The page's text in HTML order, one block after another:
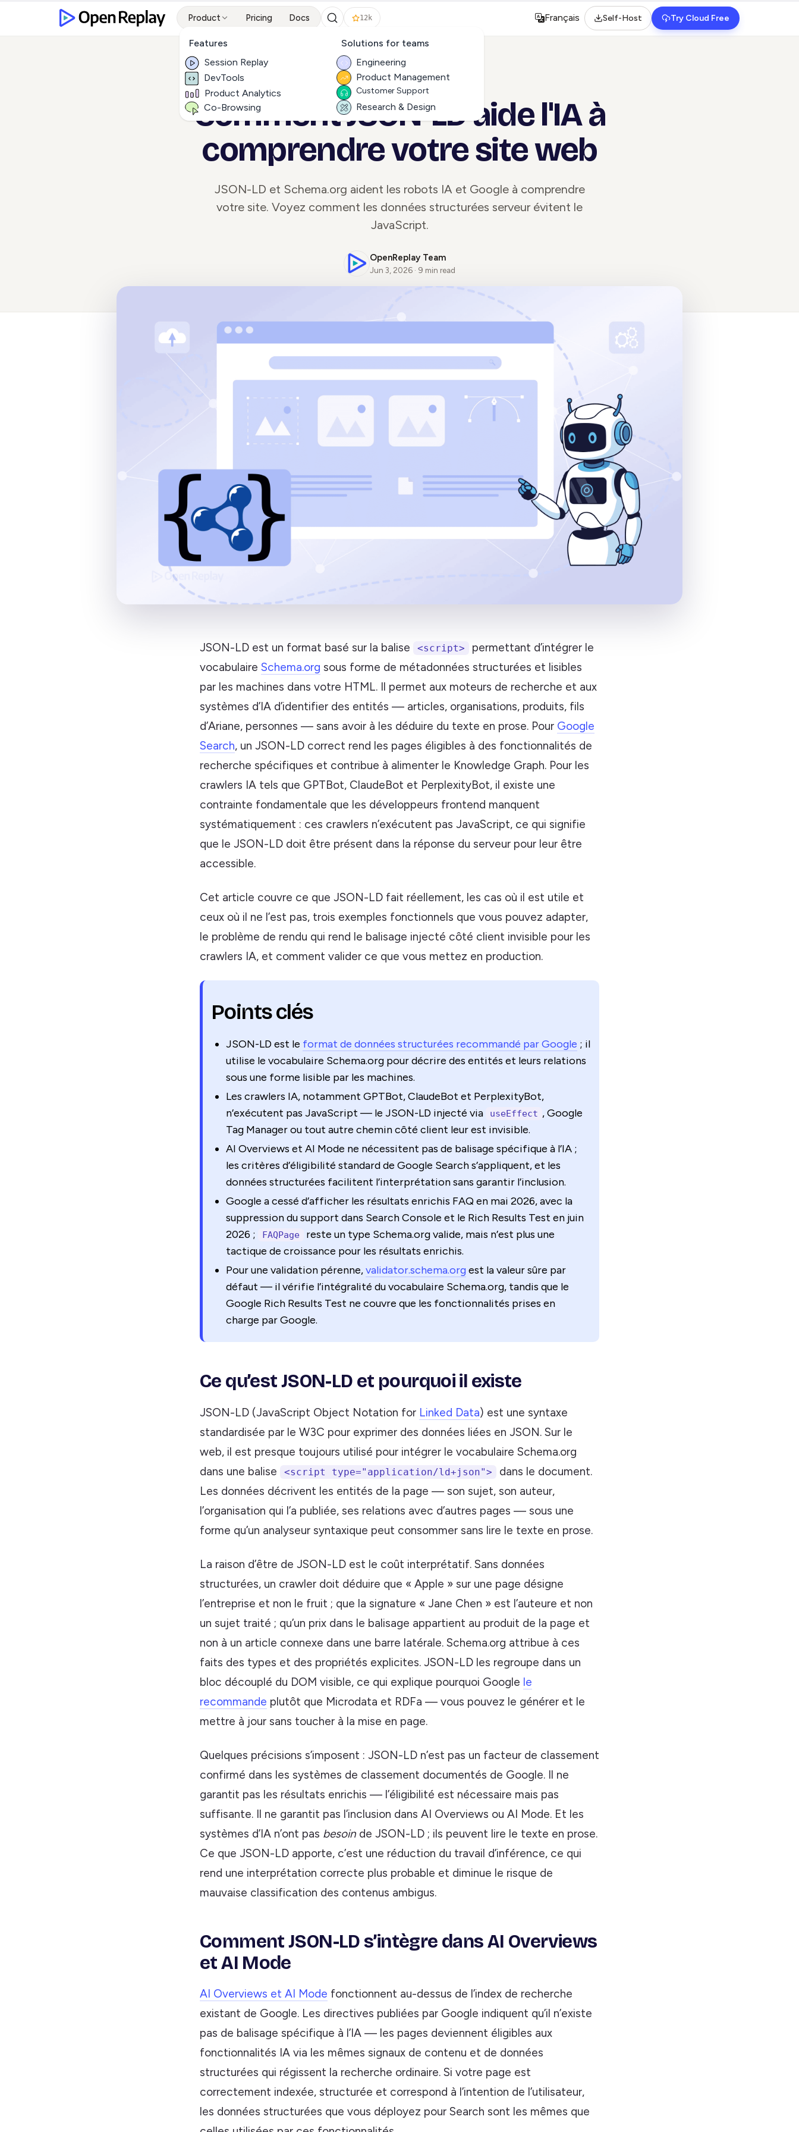
Product
Features
Session Replay
DevTools
Product Analytics
Co-Browsing
Solutions for teams
Engineering
Product Management
Customer Support
Research & Design
Pricing Docs 12k
Select language
Français Self-Host Try Cloud Free
ALL ARTICLES
Comment JSON-LD aide l'IA à
comprendre votre site web
JSON-LD et Schema.org aident les robots IA et Google à comprendre
votre site. Voyez comment les données structurées serveur évitent le
JavaScript.
OpenReplay Team
Jun 3, 2026 · 9 min read
JSON-LD est un format basé sur la balise <script>
permettant d’intégrer le
vocabulaire Schema.org sous forme de métadonnées structurées et lisibles
par les machines dans votre HTML. Il permet aux moteurs de recherche et aux
systèmes d’IA d’identifier des entités — articles, organisations, produits, fils
d’Ariane, personnes — sans avoir à les déduire du texte en prose. Pour Google
Search, un JSON-LD correct rend les pages éligibles à des fonctionnalités de
recherche spécifiques et contribue à alimenter le Knowledge Graph. Pour les
crawlers IA tels que GPTBot, ClaudeBot et PerplexityBot, il existe une
contrainte fondamentale que les développeurs frontend manquent
systématiquement : ces crawlers n’exécutent pas JavaScript, ce qui signifie
que le JSON-LD doit être présent dans la réponse du serveur pour leur être
accessible.
Cet article couvre ce que JSON-LD fait réellement, les cas où il est utile et
ceux où il ne l’est pas, trois exemples fonctionnels que vous pouvez adapter,
le problème de rendu qui rend le balisage injecté côté client invisible pour les
crawlers IA, et comment valider ce que vous mettez en production.
Points clés
JSON-LD est le format de données structurées recommandé par Google ; il
utilise le vocabulaire Schema.org pour décrire des entités et leurs relations
sous une forme lisible par les machines.
Les crawlers IA, notamment GPTBot, ClaudeBot et PerplexityBot,
n’exécutent pas JavaScript — le JSON-LD injecté via
useEffect , Google
Tag Manager ou tout autre chemin côté client leur est invisible.
AI Overviews et AI Mode ne nécessitent pas de balisage spécifique à l’IA ;
les critères d’éligibilité standard de Google Search s’appliquent, et les
données structurées facilitent l’interprétation sans garantir l’inclusion.
Google a cessé d’afficher les résultats enrichis FAQ en mai 2026, avec la
suppression du support dans Search Console et le Rich Results Test en juin
2026 ;
FAQPage
reste un type Schema.org valide, mais n’est plus une
tactique de croissance pour les résultats enrichis.
Pour une validation pérenne,validator.schema.org est la valeur sûre par
défaut — il vérifie l’intégralité du vocabulaire Schema.org, tandis que le
Google Rich Results Test ne couvre que les fonctionnalités prises en
charge par Google.
Ce qu’est JSON-LD et pourquoi il existe
JSON-LD (JavaScript Object Notation for Linked Data) est une syntaxe
standardisée par le W3C pour exprimer des données liées en JSON. Sur le
web, il est presque toujours utilisé pour intégrer le vocabulaire Schema.org
dans une balise
<script type="application/ld+json">
dans le document.
Les données décrivent les entités de la page — son sujet, son auteur,
l’organisation qui l’a publiée, ses relations avec d’autres pages — sous une
forme qu’un analyseur syntaxique peut consommer sans lire le texte en prose.
La raison d’être de JSON-LD est le coût interprétatif. Sans données
structurées, un crawler doit déduire que « Apple » sur une page désigne
l’entreprise et non le fruit ; que la signature « Jane Chen » est l’auteure et non
un sujet traité ; qu’un prix dans le balisage appartient au produit de la page et
non à un article connexe dans une barre latérale. Schema.org attribue à ces
faits des types et des propriétés explicites. JSON-LD les regroupe dans un
bloc découplé du DOM visible, ce qui explique pourquoi Google le
recommande plutôt que Microdata et RDFa — vous pouvez le générer et le
mettre à jour sans toucher à la mise en page.
Quelques précisions s’imposent : JSON-LD n’est pas un facteur de classement
confirmé dans les systèmes de classement documentés de Google. Il ne
garantit pas les résultats enrichis — l’éligibilité est nécessaire mais pas
suffisante. Il ne garantit pas l’inclusion dans AI Overviews ou AI Mode. Et les
systèmes d’IA n’ont pas besoin de JSON-LD ; ils peuvent lire le texte en prose.
Ce que JSON-LD apporte, c’est une réduction du travail d’inférence, ce qui
rend une interprétation correcte plus probable et diminue le risque de
mauvaise classification des contenus ambigus.
Comment JSON-LD s’intègre dans AI Overviews
et AI Mode
AI Overviews et AI Mode fonctionnent au-dessus de l’index de recherche
existant de Google. Les directives publiées par Google indiquent qu’il n’existe
pas de balisage spécifique à l’IA — les pages deviennent éligibles aux
fonctionnalités IA via les mêmes signaux de contenu et de données
structurées qui régissent la recherche ordinaire. Si votre page est
correctement indexée, structurée et correspond à l’intention de l’utilisateur,
les données structurées que vous déployez pour Search sont les mêmes que